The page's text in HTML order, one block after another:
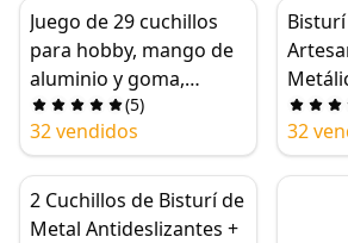
cuchillos de reparación
de PCB, juego de
cuchillos de bisturí
Juego de 29 cuchillos
para hobby, mango de
aluminio y goma,
grabado, manualidades
en madera, cuchillas de
acero al carbono
duraderas, estuche de
almacenamiento
(5)
32 vendidos 32
2 Cuchillos de Bisturí de
Metal Antideslizantes +